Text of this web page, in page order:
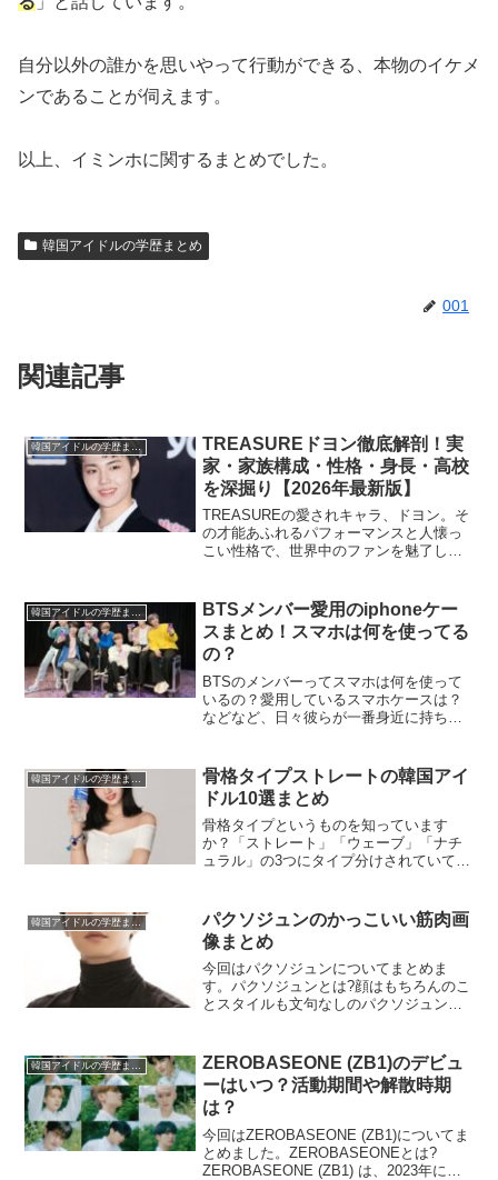
自分以外の誰かを思いやって行動ができる、本物のイケメ
ンであることが伺えます。
以上、イミンホに関するまとめでした。
韓国アイドルの学歴まとめ
001
関連記事
韓国アイドルの学歴まとめ
TREASUREドヨン徹底解剖！実
家・家族構成・性格・身長・高校
を深掘り【2026年最新版】
TREASUREの愛されキャラ、ドヨン。そ
の才能あふれるパフォーマンスと人懐っ
こい性格で、世界中のファンを魅了し続
格、身長、出身高校などの気になる情報
を徹底的に深掘り！2...
韓国アイドルの学歴まとめ
BTSメンバー愛用のiphoneケー
スまとめ！スマホは何を使ってる
の？
BTSのメンバーってスマホは何を使って
いるの？愛用しているスマホケースは？
などなど、日々彼らが一番身近に持ち歩
因みに、BTSは韓国でGALAXYイメージ
モデルを務めてい...
骨格タイプストレートの韓国アイ
ドル10選まとめ
骨格タイプというものを知っています
か？「ストレート」「ウェーブ」「ナチ
ュラル」の3つにタイプ分けされていて、
す。その中でも、骨格ストレートタイプ
は欧米人のようなメリハリ...
韓国アイドルの学歴まとめ
パクソジュンのかっこいい筋肉画
像まとめ
今回はパクソジュンについてまとめま
す。パクソジュンとは?顔はもちろんのこ
とスタイルも文句なしのパクソジュン。
す。今回は、男性も憧れるパクソジュン
の体型づくりについてまと...
韓国アイドルの学歴まとめ
ZEROBASEONE (ZB1)のデビュ
ーはいつ？活動期間や解散時期
は？
今回はZEROBASEONE (ZB1)についてま
とめました。ZEROBASEONEとは?
ZEROBASEONE (ZB1) は、2023年に韓